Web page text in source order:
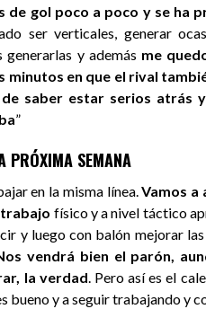
de gol poco a poco y se ha
ser verticales, generar
generarlas y además me
minutos en que el rival
saber estar serios atrás
”
PRÓXIMA SEMANA
en la misma línea.Vamos a
físico y a nivel táctico
y luego con balón mejorar
vendrá bien el parón,
la verdad. Pero así es el
bueno y a seguir trabajando y